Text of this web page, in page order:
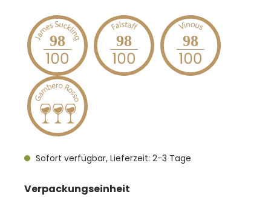
Noten, wilden Rosen, schwarzem Pfeffer und
schwarzer Kirsche. Ausgewogen und fruchtig, mit
Noten von Orangen und Brombeeren. Am Gaumen
ist er cremig und komplex. Süß, voll, integrierte
Tannine, sauber und ausdrucksstark.
Trinktemperatur 16-18 Grad Celsius, gerne vorher
öffnen, bitte dekantieren. Passt sehr gut zum
Speisen mit dunklem Fleisch, z.B. Rinderfilet von
Trüffeljus, zum geschmorten Gerichten und feinen
aromatischer halbfester Schnittkäse passt auch
98 98 98
Sofort verfügbar, Lieferzeit: 2-3 Tage
Verpackungseinheit